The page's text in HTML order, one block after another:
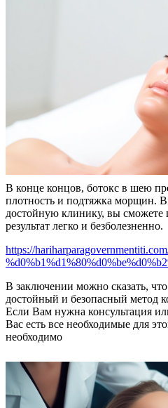
В конце концов, ботокс в шею
плотность и подтяжка морщин.
достойную клинику, вы сможете
результат легко и безболезненно.
https://
В заключении можно сказать,
достойный и безопасный метод
Если Вам нужна консультация
Вас есть все необходимые для
необходимо